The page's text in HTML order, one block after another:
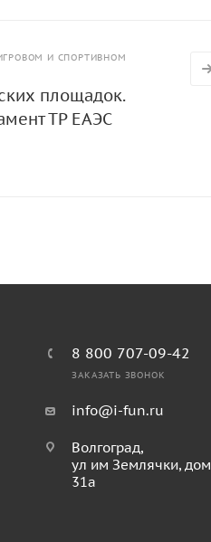
И СПОРТИВНОМ
площадок.
ТР ЕАЭС
8 800 707-09-42
ЗАКАЗАТЬ ЗВОНОК
info@i-fun.ru
Волгоград,
ул им Землячки, дом
31а